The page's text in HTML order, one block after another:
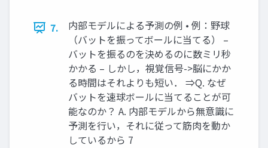
7.
内部モデルによる予測の例 • 例：野球
（バットを振ってボールに当てる） –
バットを振るのを決めるのに数ミリ秒
かかる – しかし，視覚信号->脳にかか
る時間はそれよりも短い． ⇒Q. なぜ
バットを速球ボールに当てることが可
能なのか？ A. 内部モデルから無意識に
予測を行い，それに従って筋肉を動か
しているから 7